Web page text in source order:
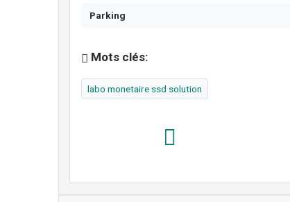
Parking
Mots clés:
labo monetaire ssd solution